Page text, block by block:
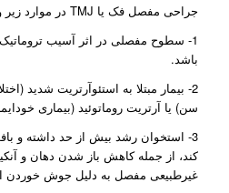
جراحی مفصل فک یا TMJ در موارد زیر واجب است:
1- سطوح مفصلی در اثر آسیب تروماتیک
باشد.
2- بیمار مبتلا به استئوآرتریت شدید
سن) یا آرتریت روماتوئید (بیماری
3- استخوان رشد بیش از حد داشته و
کند، از جمله کاهش باز شدن دهان و
غیرطبیعی مفصل به دلیل جوش خوردن